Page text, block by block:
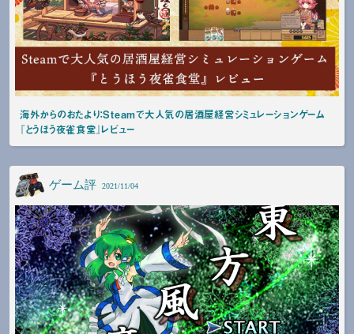
海外からのおたより：Steamで大人気の居酒屋経営シミュレーションゲーム
『とうほう夜雀食堂』レビュー
ゲーム評 2021/11/04